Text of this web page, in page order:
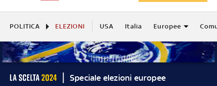
POLITICA ELEZIONI USA Italia Europee
Speciale elezioni europee